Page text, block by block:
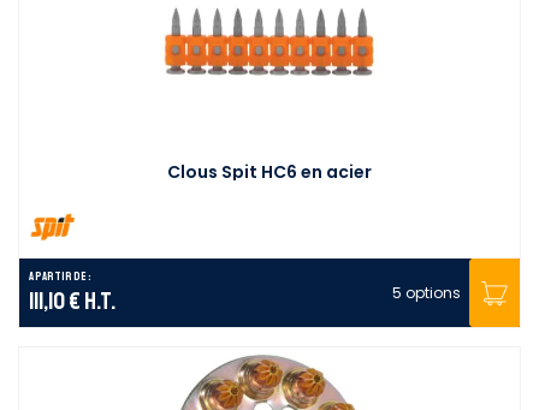
Clous Spit HC6 en acier
A partir de :
111,10 € H.T. 5 options